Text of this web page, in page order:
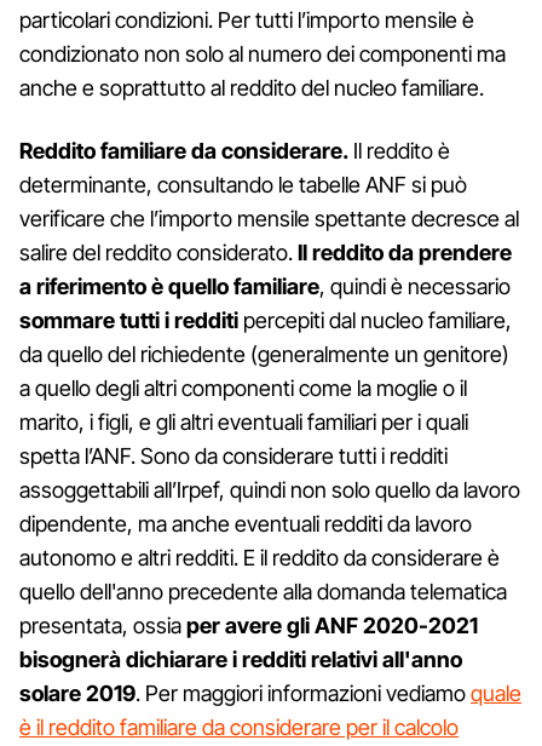
particolari condizioni. Per tutti l’importo mensile è
condizionato non solo al numero dei componenti ma
anche e soprattutto al reddito del nucleo familiare.
Reddito familiare da considerare. Il reddito è
determinante, consultando le tabelle ANF si può
verificare che l’importo mensile spettante decresce al
salire del reddito considerato.Il reddito da prendere
a riferimento è quello familiare, quindi è necessario
sommare tutti i redditi percepiti dal nucleo familiare,
da quello del richiedente (generalmente un genitore)
a quello degli altri componenti come la moglie o il
marito, i figli, e gli altri eventuali familiari per i quali
spetta l’ANF. Sono da considerare tutti i redditi
assoggettabili all’Irpef, quindi non solo quello da lavoro
dipendente, ma anche eventuali redditi da lavoro
autonomo e altri redditi. E il reddito da considerare è
quello dell'anno precedente alla domanda telematica
presentata, ossiaper avere gli ANF 2020-2021
bisognerà dichiarare i redditi relativi all'anno
solare 2019. Per maggiori informazioni vediamoquale
è il reddito familiare da considerare per il calcolo